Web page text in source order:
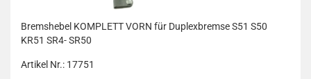
Bremshebel KOMPLETT VORN für Duplexbremse S51 S50
KR51 SR4- SR50
Artikel Nr.: 17751